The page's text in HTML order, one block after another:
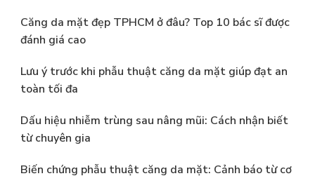
Căng da mặt đẹp TPHCM ở đâu? Top 10 bác sĩ được
đánh giá cao
Lưu ý trước khi phẫu thuật căng da mặt giúp đạt an
toàn tối đa
Dấu hiệu nhiễm trùng sau nâng mũi: Cách nhận biết
từ chuyên gia
Biến chứng phẫu thuật căng da mặt: Cảnh báo từ cơ